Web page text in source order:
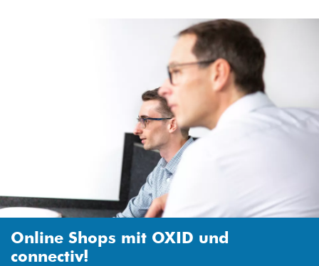
Online Shops mit OXID und
connectiv!